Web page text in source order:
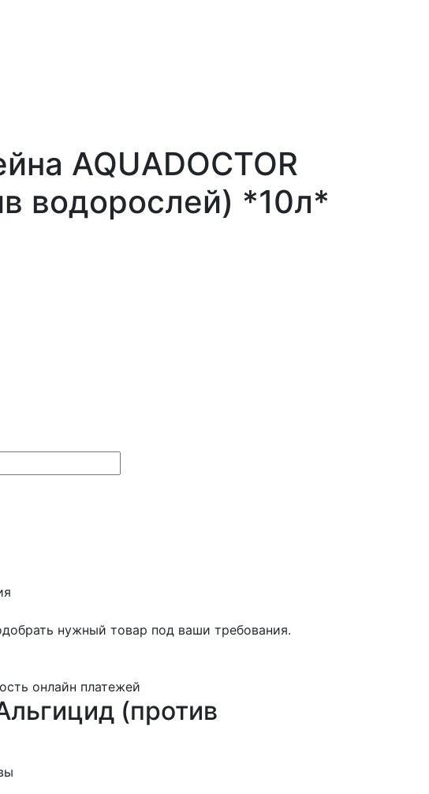
AQUADOCTOR
водорослей) *10л*
нужный товар под ваши требования.
онлайн платежей
(против